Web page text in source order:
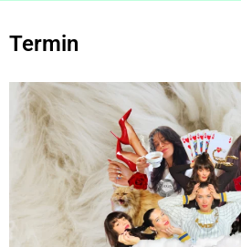
Termin